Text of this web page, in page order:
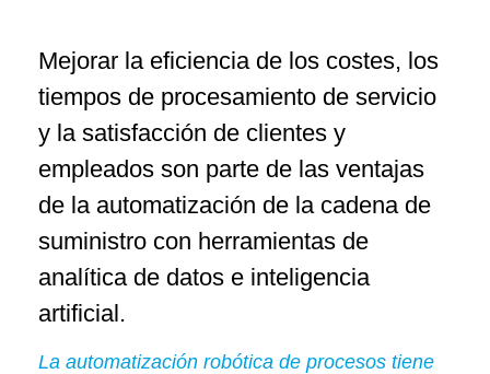
Mejorar la eficiencia de los costes, los
tiempos de procesamiento de servicio
y la satisfacción de clientes y
empleados son parte de las ventajas
de la automatización de la cadena de
suministro con herramientas de
analítica de datos e inteligencia
artificial.
La automatización robótica de procesos tiene